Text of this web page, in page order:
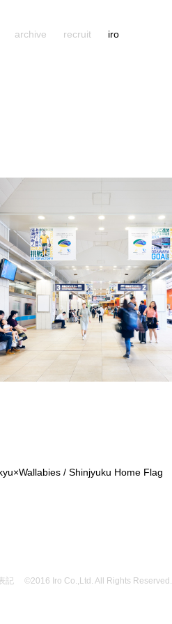
archive recruit iro
/ Shinjyuku Home Flag
記 ©2016 Iro Co.,Ltd. All Rights Reserved.